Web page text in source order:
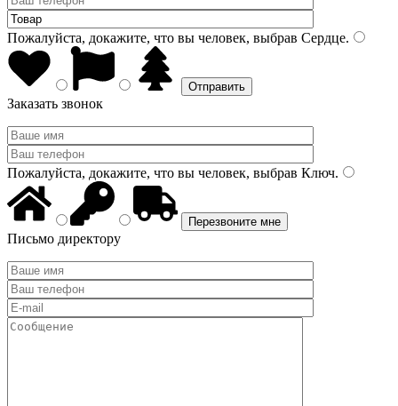
Пожалуйста, докажите, что вы человек, выбрав Сердце.
Заказать звонок
Пожалуйста, докажите, что вы человек, выбрав Ключ.
Письмо директору